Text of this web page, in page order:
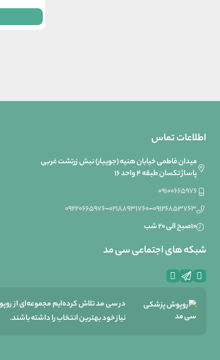
اطلاعات تماس
میدان فاطمی خیابان هنیه (جویبار) نبش زرتشت غربی
پاساژ تکسان طبقه ۴ واحد 16
09100665976
09126853763
-
02188931760
-
09220665976
10صبح الی 20 شب
شبکه های اجتماعی سی مد
در سی مد تلاش کرده‌ایم مجموعه‌ای از
نیاز خود بهترین انتخاب را داشته باشند.